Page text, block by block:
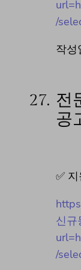
/
작
27. 전
공
✅
신규
/